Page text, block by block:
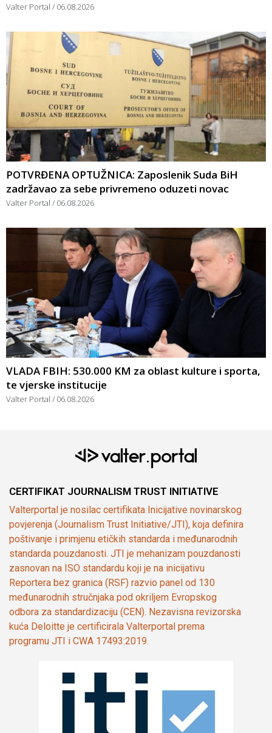
Valter Portal 06.08.2026
POTVRĐENA OPTUŽNICA: Zaposlenik Suda BiH
zadržavao za sebe privremeno oduzeti novac
Valter Portal 06.08.2026
VLADA FBIH: 530.000 KM za oblast kulture i sporta,
te vjerske institucije
Valter Portal 06.08.2026
CERTIFIKAT JOURNALISM TRUST INITIATIVE
Valterportal je nosilac certifikata Inicijative novinarskog
povjerenja (Journalism Trust Initiative/JTI), koja definira
poštivanje i primjenu etičkih standarda i međunarodnih
standarda pouzdanosti. JTI je mehanizam pouzdanosti
zasnovan na ISO standardu koji je na inicijativu
Reportera bez granica (RSF) razvio panel od 130
međunarodnih stručnjaka pod okriljem Evropskog
odbora za standardizaciju (CEN). Nezavisna revizorska
kuća Deloitte je certificirala Valterportal prema
programu JTI i CWA 17493:2019.